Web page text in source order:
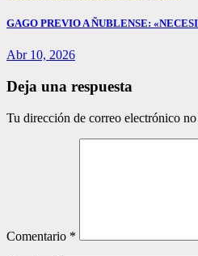
GAGO PREVIO A ÑUBLENSE:
Abr 10, 2026
Deja una respuesta
Tu dirección de correo electrónico
Comentario *